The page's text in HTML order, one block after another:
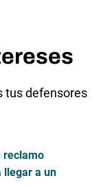
tus defensores
reclamo
llegar a un